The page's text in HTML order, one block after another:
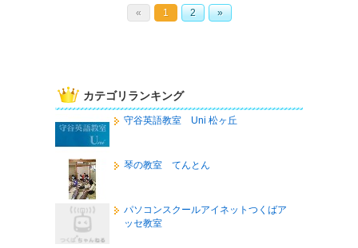
« 1 2 »
カテゴリランキング
守谷英語教室 Uni 松ヶ丘
琴の教室 てんとん
パソコンスクールアイネットつくばア
ッセ教室